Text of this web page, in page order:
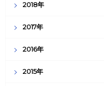
2018年
2017年
2016年
2015年